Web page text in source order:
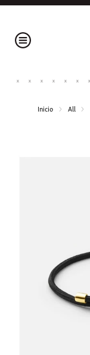
Inicio All